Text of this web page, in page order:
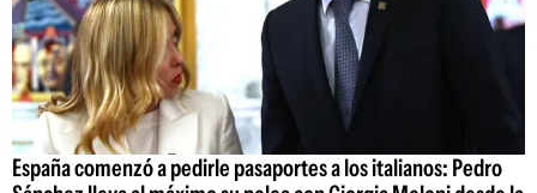
España comenzó a pedirle pasaportes a los italianos: Pedro